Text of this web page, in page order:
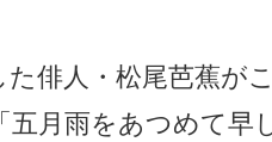
た俳人・松尾芭蕉が
五月雨をあつめて早